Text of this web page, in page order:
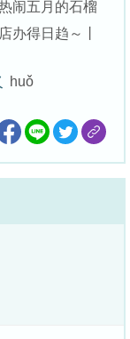
闹五月的石榴
办得日趋～丨
huǒ